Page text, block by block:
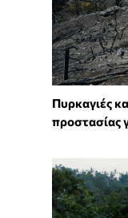
Πυρκαγιές
προστασίας